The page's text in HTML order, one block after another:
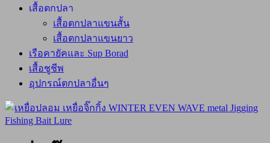
เสื้อตกปลา
เสื้อตกปลาแขนสั้น
เสื้อตกปลาแขนยาว
เรือคายัคและ Sup Borad
เสื้อชูชีพ
อุปกรณ์ตกปลาอื่นๆ